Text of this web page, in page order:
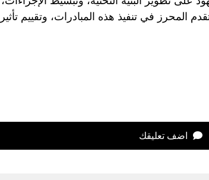
المحرز في تنفيذ هذه المبادرات، وتقييم
اضف تعليقك